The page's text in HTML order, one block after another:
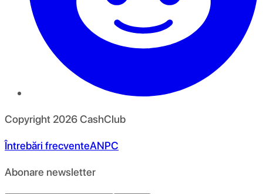
Copyright 2026CashClub
Întrebări frecventeANPC
Abonare newsletter